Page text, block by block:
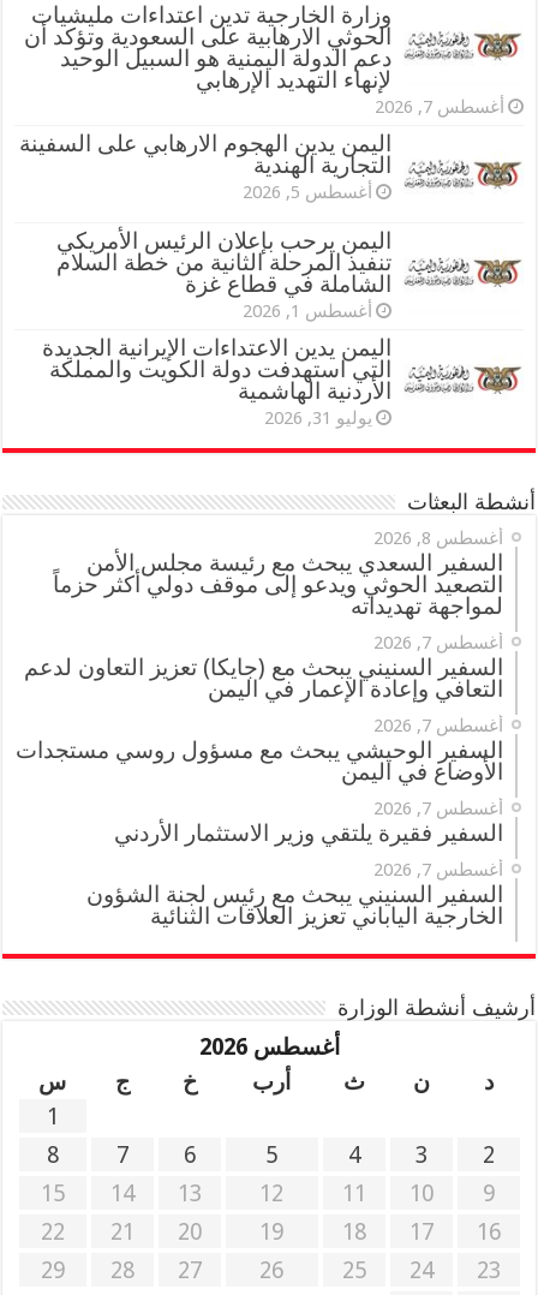
وزارة الخارجية تدين اعتداءات مليشيات
الحوثي الارهابية على السعودية وتؤكد أن
دعم الدولة اليمنية هو السبيل الوحيد
لإنهاء التهديد الإرهابي
أغسطس 7, 2026
اليمن يدين الهجوم الارهابي على السفينة
التجارية الهندية
أغسطس 5, 2026
اليمن يرحب بإعلان الرئيس الأمريكي
تنفيذ المرحلة الثانية من خطة السلام
الشاملة في قطاع غزة
أغسطس 1, 2026
اليمن يدين الاعتداءات الإيرانية الجديدة
التي استهدفت دولة الكويت والمملكة
الأردنية الهاشمية
يوليو 31, 2026
أنشطة البعثات
أغسطس 8, 2026
السفير السعدي يبحث مع رئيسة مجلس الأمن
التصعيد الحوثي ويدعو إلى موقف دولي أكثر حزماً
لمواجهة تهديداته
أغسطس 7, 2026
السفير السنيني يبحث مع (جايكا) تعزيز التعاون لدعم
التعافي وإعادة الإعمار في اليمن
أغسطس 7, 2026
السفير الوحيشي يبحث مع مسؤول روسي مستجدات
الأوضاع في اليمن
أغسطس 7, 2026
السفير فقيرة يلتقي وزير الاستثمار الأردني
أغسطس 7, 2026
السفير السنيني يبحث مع رئيس لجنة الشؤون
الخارجية الياباني تعزيز العلاقات الثنائية
أرشيف أنشطة الوزارة
أغسطس 2026
د
ن ث أرب خ ج
س
1
2
3
4
5
6
7
8
9
10
11
12
13
14
15
16
17
18
19
20
21
22
23
24
25
26
27
28
29